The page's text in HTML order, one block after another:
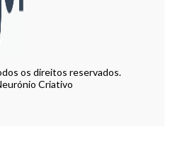
os direitos reservados.
Criativo